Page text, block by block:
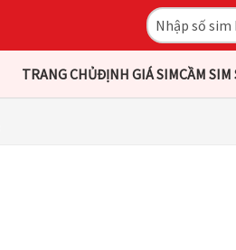
TRANG CHỦĐỊNH GIÁ SIMCẦM SIM